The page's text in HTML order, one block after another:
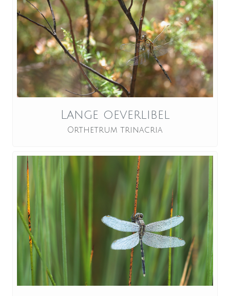
Lange oeverlibel
Orthetrum trinacria